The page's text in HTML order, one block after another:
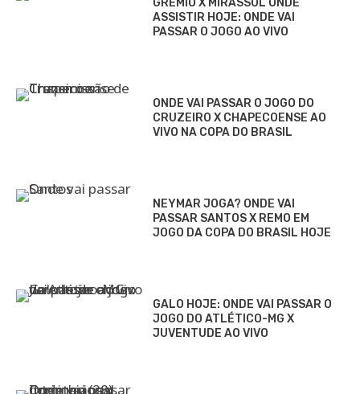
ASSISTIR HOJE: ONDE VAI
PASSAR O JOGO AO VIVO
ONDE VAI PASSAR O JOGO DO
CRUZEIRO X CHAPECOENSE AO
VIVO NA COPA DO BRASIL
NEYMAR JOGA? ONDE VAI
PASSAR SANTOS X REMO EM
JOGO DA COPA DO BRASIL HOJE
GALO HOJE: ONDE VAI PASSAR O
JOGO DO ATLÉTICO-MG X
JUVENTUDE AO VIVO